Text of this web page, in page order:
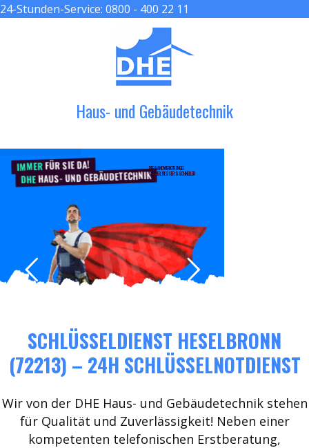
24-Stunden-Service: 0800 - 400 22 11
Haus- und Gebäudetechnik
IMMERFÜR SIE DA!
DHEHAUS- UND GEBÄUDETECHNIK
DER HANDWERKER ENGEL
GRÖßER, BESSER & SCHNELLER
SCHLÜSSELDIENST HESELBRONN
(72213) – 24H SCHLÜSSELNOTDIENST
Wir von der DHE Haus- und Gebäudetechnik stehen
für Qualität und Zuverlässigkeit! Neben einer
kompetenten telefonischen Erstberatung,